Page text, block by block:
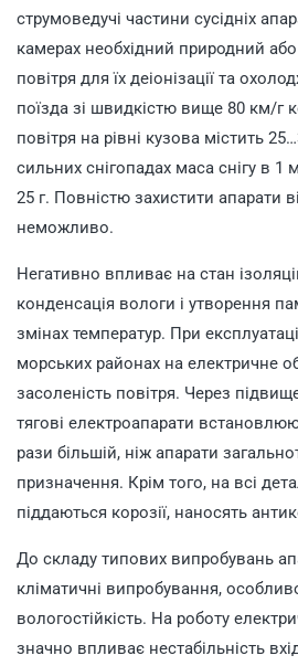
струмоведучі частини сусідніх
камерах необхідний природний
повітря для їх деіонізації та
поїзда зі швидкістю вище 80 км/г
повітря на рівні кузова містить
сильних снігопадах маса снігу в 1
25 г. Повністю захистити апарати
неможливо.
Негативно впливає на стан
конденсація вологи і утворення
змінах температур. При
морських районах на електричне
засоленість повітря. Через
тягові електроапарати
рази більшій, ніж апарати
призначення. Крім того, на всі
піддаються корозії, наносять
До складу типових випробувань
кліматичні випробування,
вологостійкість. На роботу
значно впливає нестабільність